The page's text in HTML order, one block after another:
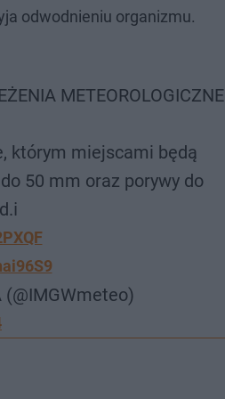
odwodnieniu organizmu.
METEOROLOGICZNE
którym miejscami będą
50 mm oraz porywy do
(@IMGWmeteo)